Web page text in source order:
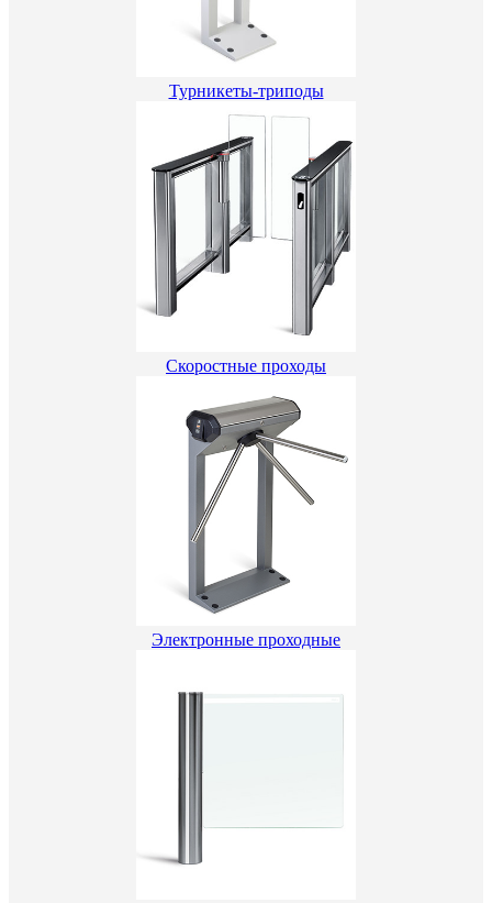
Турникеты-триподы
Скоростные проходы
Электронные проходные